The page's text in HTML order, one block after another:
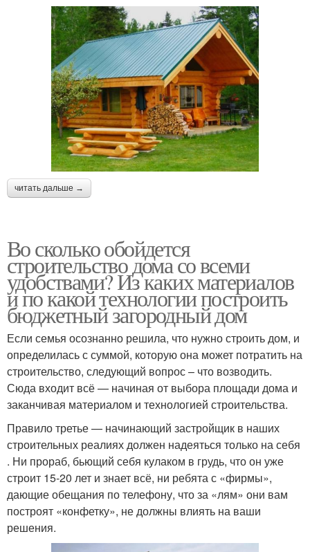
читать дальше →
Во сколько обойдется
строительство дома со всеми
удобствами? Из каких материалов
и по какой технологии построить
бюджетный загородный дом
Если семья осознанно решила, что нужно строить дом, и
определилась с суммой, которую она может потратить на
строительство, следующий вопрос – что возводить.
Сюда входит всё — начиная от выбора площади дома и
заканчивая материалом и технологией строительства.
Правило третье — начинающий застройщик в наших
строительных реалиях должен надеяться только на себя
. Ни прораб, бьющий себя кулаком в грудь, что он уже
строит 15-20 лет и знает всё, ни ребята с «фирмы»,
дающие обещания по телефону, что за «лям» они вам
построят «конфетку», не должны влиять на ваши
решения.